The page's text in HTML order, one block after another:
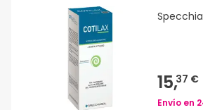
15,37 €
Envío en